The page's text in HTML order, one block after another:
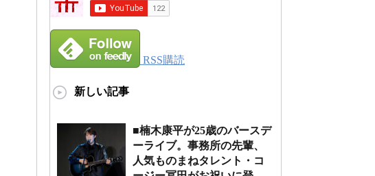
RSS購読
新しい記事
■楠木康平が25歳のバースデ
ーライブ。事務所の先輩、
人気ものまねタレント・コ